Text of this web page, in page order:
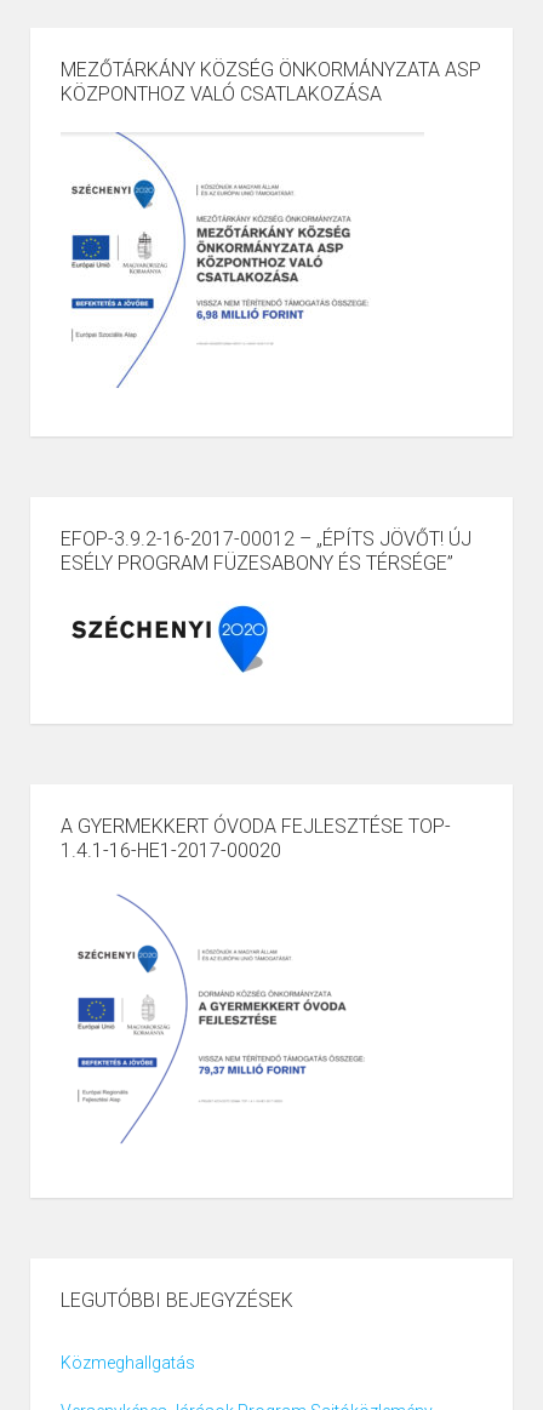
MEZŐTÁRKÁNY KÖZSÉG ÖNKORMÁNYZATA ASP
KÖZPONTHOZ VALÓ CSATLAKOZÁSA
EFOP-3.9.2-16-2017-00012 – „ÉPÍTS JÖVŐT! ÚJ
ESÉLY PROGRAM FÜZESABONY ÉS TÉRSÉGE”
A GYERMEKKERT ÓVODA FEJLESZTÉSE TOP-
1.4.1-16-HE1-2017-00020
LEGUTÓBBI BEJEGYZÉSEK
Közmeghallgatás